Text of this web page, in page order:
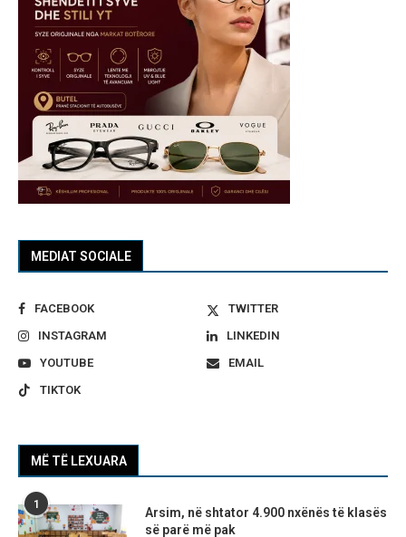
MEDIAT SOCIALE
FACEBOOK
TWITTER
INSTAGRAM
LINKEDIN
YOUTUBE
EMAIL
TIKTOK
MË TË LEXUARA
1
Arsim, në shtator 4.900 nxënës të klasës
së parë më pak